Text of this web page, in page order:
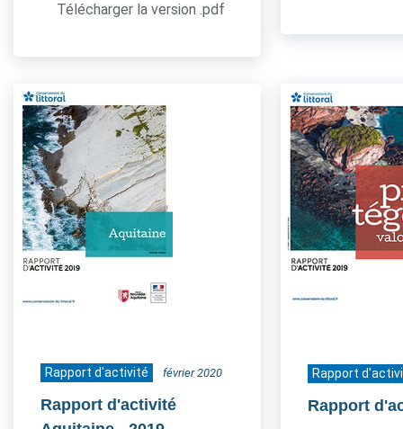
Télécharger la version .pdf
Rapport d'activité février 2020
Rapport d'activité
Rapport
Rapport